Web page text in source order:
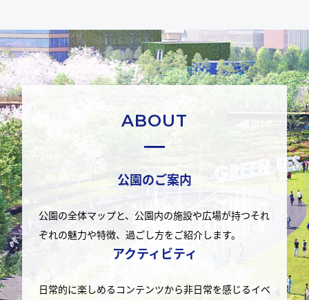
ABOUT
公園のご案内
公園の全体マップと、公園内の施設や広場が持つそれ
ぞれの魅力や特徴、過ごし方をご紹介します。
アクティビティ
日常的に楽しめるコンテンツから非日常を感じるイベ